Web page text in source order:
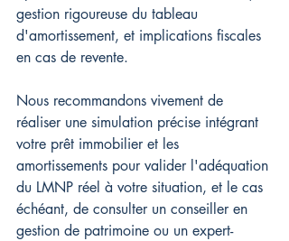
gestion rigoureuse du tableau
d'amortissement, et implications fiscales
en cas de revente.
Nous recommandons vivement de
réaliser une simulation précise intégrant
votre prêt immobilier et les
amortissements pour valider l'adéquation
du LMNP réel à votre situation, et le cas
échéant, de consulter un conseiller en
gestion de patrimoine ou un expert-